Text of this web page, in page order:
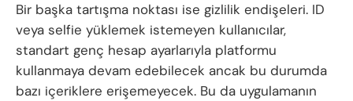
Bir başka tartışma noktası ise gizlilik endişeleri. ID
veya selfie yüklemek istemeyen kullanıcılar,
standart genç hesap ayarlarıyla platformu
kullanmaya devam edebilecek ancak bu durumda
bazı içeriklere erişemeyecek. Bu da uygulamanın